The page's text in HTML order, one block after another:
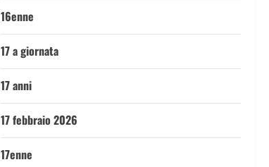
16enne
17 a giornata
17 anni
17 febbraio 2026
17enne